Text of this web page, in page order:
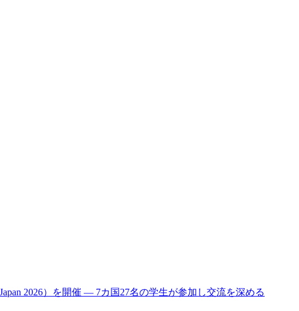
2026）を開催 ― 7カ国27名の学生が参加し交流を深める